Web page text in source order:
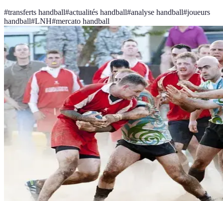
#transferts handball#actualités handball#analyse handball#joueurs
handball#LNH#mercato handball